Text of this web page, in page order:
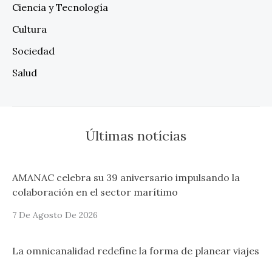
Ciencia y Tecnología
Cultura
Sociedad
Salud
Últimas notícias
AMANAC celebra su 39 aniversario impulsando la
colaboración en el sector marítimo
7 De Agosto De 2026
La omnicanalidad redefine la forma de planear viajes